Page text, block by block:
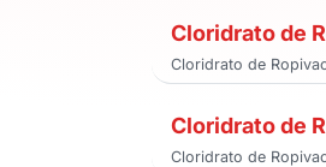
Cloridrato de
Cloridrato de
Cloridrato de
Cloridrato de